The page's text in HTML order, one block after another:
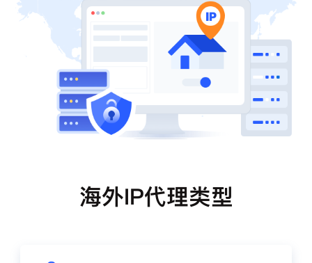
海外IP代理类型